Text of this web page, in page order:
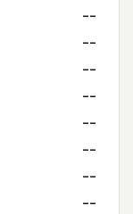
--
--
--
--
--
--
--
--